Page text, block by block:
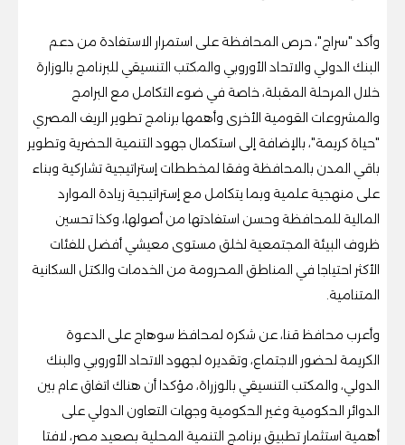
وأكد "سراج"، حرص المحافظة على استمرار الاستفادة من دعم
البنك الدولي والاتحاد الأوروبي والمكتب التنسيقي للبرنامج بالوزارة
خلال المرحلة المقبلة، خاصة في ضوء التكامل مع البرامج
والمشروعات القومية الأخرى وأهمها برنامج تطوير الريف المصري
"حياة كريمة"، بالإضافة إلى استكمال جهود التنمية الحضرية وتطوير
باقي المدن بالمحافظة وفقا لمخططات إستراتيجية تشاركية وبناء
على منهجية علمية وبما يتكامل مع إستراتيجية زيادة الموارد
المالية للمحافظة وحسن استفادتها من أصولها، وكذا تحسين
ظروف البيئة المجتمعية لخلق مستوى معيشي أفضل للفئات
الأكثر احتياجا في المناطق المحرومة من الخدمات والكتل السكانية
المتنامية.
وأعرب محافظ قنا، عن شكره لمحافظ سوهاج على الدعوة
الكريمة لحضور الاجتماع، وتقديره لجهود الاتحاد الأوروبي والبنك
الدولي، والمكتب التنسيقي بالوزراة، مؤكدا أن هناك اتفاق عام بين
الدوائر الحكومية وغير الحكومية وجهات التعاون الدولي على
أهمية استثمار تطبيق برنامج التنمية المحلية بصعيد مصر، لافتا